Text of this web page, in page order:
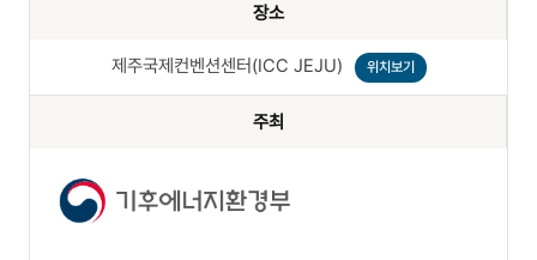
장소
제주국제컨벤션센터(ICC JEJU) 위치보기
주최